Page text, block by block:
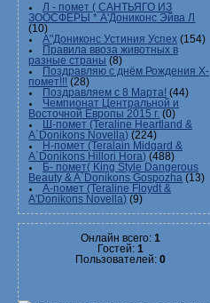
Л - помет ( САНТЬЯГО ИЗ
ЗООСФЕРЫ * А'Дониконс Эйва Л
(10)
А"Дониконс Устиния Успех (154)
Правила ввоза животных в
разные страны (8)
Поздравляю с днём Рождения Х-
помет!!! (28)
Поздравляем с 8 Марта! (44)
Чемпионат Центральной и
Восточной Европы 2015 г. (0)
Ш-помет (Teraline Heartland &
A`Donikons Novella) (224)
Н-помет (Teralain Midgard &
A`Donikons Hillori Hora) (488)
Б- помет( King Style Dangerous
Beauty & A`Donikons Gospozha (13)
А-помет (Teraline Floydt &
A'Donikons Novella) (9)
Онлайн всего: 1
Гостей: 1
Пользователей: 0